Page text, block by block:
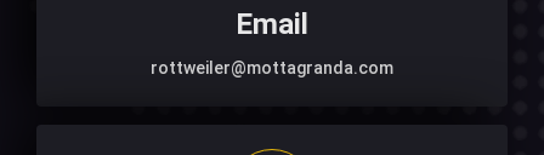
Email
rottweiler@mottagranda.com